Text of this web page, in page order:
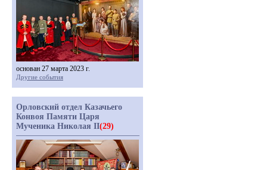
основан 27 марта 2023 г.
Другие события
Орловский отдел Казачьего
Конвоя Памяти Царя
Мученика Николая II(29)